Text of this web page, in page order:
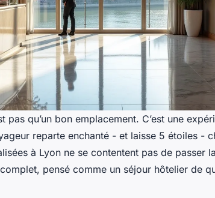
pas qu’un bon emplacement. C’est une
reparte enchanté - et laisse 5 étoiles -
à Lyon ne se contentent pas de passer
pensé comme un séjour hôtelier de